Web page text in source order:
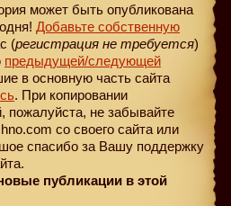
может быть опубликована
Добавьте собственную
(регистрация не требуется)
предыдущей/следующей
в основную часть сайта
. При копировании
пожалуйста, не забывайте
со своего сайта или
спасибо за Вашу поддержку
публикации в этой